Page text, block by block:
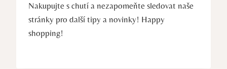
Nakupujte s chutí a nezapomeňte sledovat naše
stránky pro další tipy a novinky! Happy
shopping!